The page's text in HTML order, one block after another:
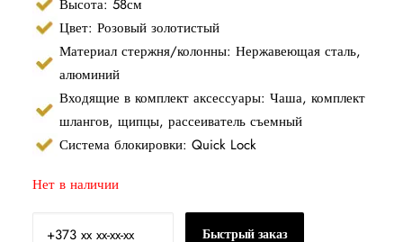
Высота: 58см
Цвет: Розовый золотистый
Материал стержня/колонны: Нержавеющая сталь,
алюминий
Входящие в комплект аксессуары: Чаша, комплект
шлангов, щипцы, рассеиватель съемный
Система блокировки: Quick Lock
Нет в наличии
Быстрый заказ